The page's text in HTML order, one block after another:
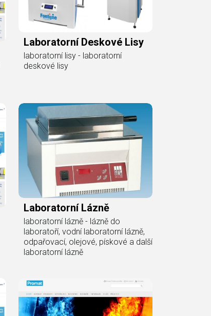
Laboratorní Deskové Lisy
laboratorní lisy - laboratorní
deskové lisy
Laboratorní Lázně
laboratorní lázně - lázně do
laboratoří, vodní laboratorní lázně,
odpařovací, olejové, pískové a další
laboratorní lázně